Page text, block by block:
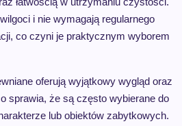
i nie wymagają regularnego
co czyni je praktycznym wyborem
oferują wyjątkowy wygląd oraz
sprawia, że są często wybierane do
lub obiektów zabytkowych.